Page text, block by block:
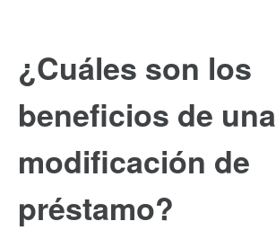
¿Cuáles son los
beneficios de una
modificación de
préstamo?